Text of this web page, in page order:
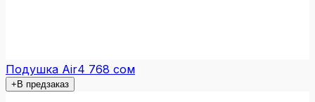
Подушка Air4 768 сом
+В предзаказ